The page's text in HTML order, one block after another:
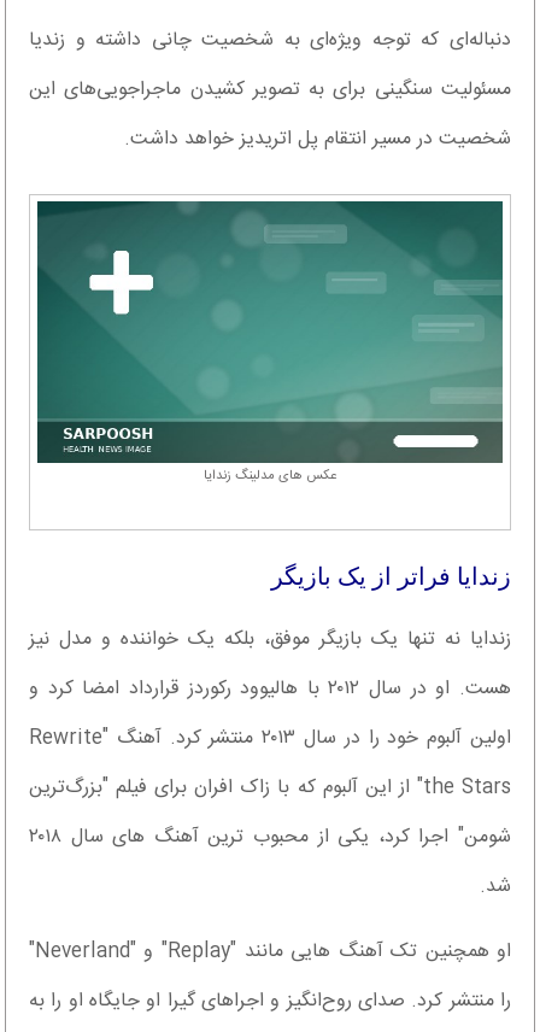
دنباله‌ای که توجه ویژه‌ای به شخصیت چانی داشته و زندیا
مسئولیت سنگینی برای به تصویر کشیدن ماجراجویی‌های این
شخصیت در مسیر انتقام پل اتریدیز خواهد داشت.
عکس های مدلینگ زندایا
زندایا فراتر از یک بازیگر
زندایا نه تنها یک بازیگر موفق، بلکه یک خواننده و مدل نیز
هست. او در سال ۲۰۱۲ با هالیوود رکوردز قرارداد امضا کرد و
اولین آلبوم خود را در سال ۲۰۱۳ منتشر کرد. آهنگ "Rewrite
the Stars" از این آلبوم که با زاک افران برای فیلم "بزرگ‌ترین
شومن" اجرا کرد، یکی از محبوب ترین آهنگ های سال ۲۰۱۸
شد.
او همچنین تک آهنگ هایی مانند "Replay" و "Neverland"
را منتشر کرد. صدای روح‌انگیز و اجراهای گیرا او جایگاه او را به